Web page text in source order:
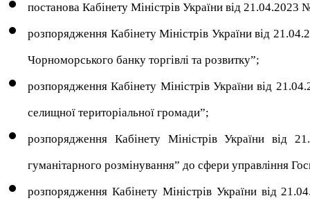
постанова Кабінету Міністрів України від
розпорядження Кабінету Міністрів України від
Чорноморського банку торгівлі та розвитку”;
розпорядження Кабінету Міністрів України від
селищної територіальної громади”;
розпорядження Кабінету Міністрів України
гуманітарного розмінування” до сфери управління
розпорядження Кабінету Міністрів України від